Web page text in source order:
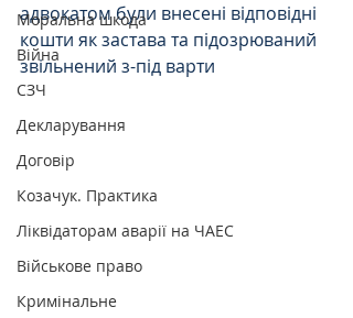
Моральна шкода
Війна
СЗЧ
Декларування
Договір
Козачук. Практика
Ліквідаторам аварії на ЧАЕС
Військове право
Кримінальне
адвокатом були внесені відповідні
кошти як застава та підозрюваний
звільнений з-під варти